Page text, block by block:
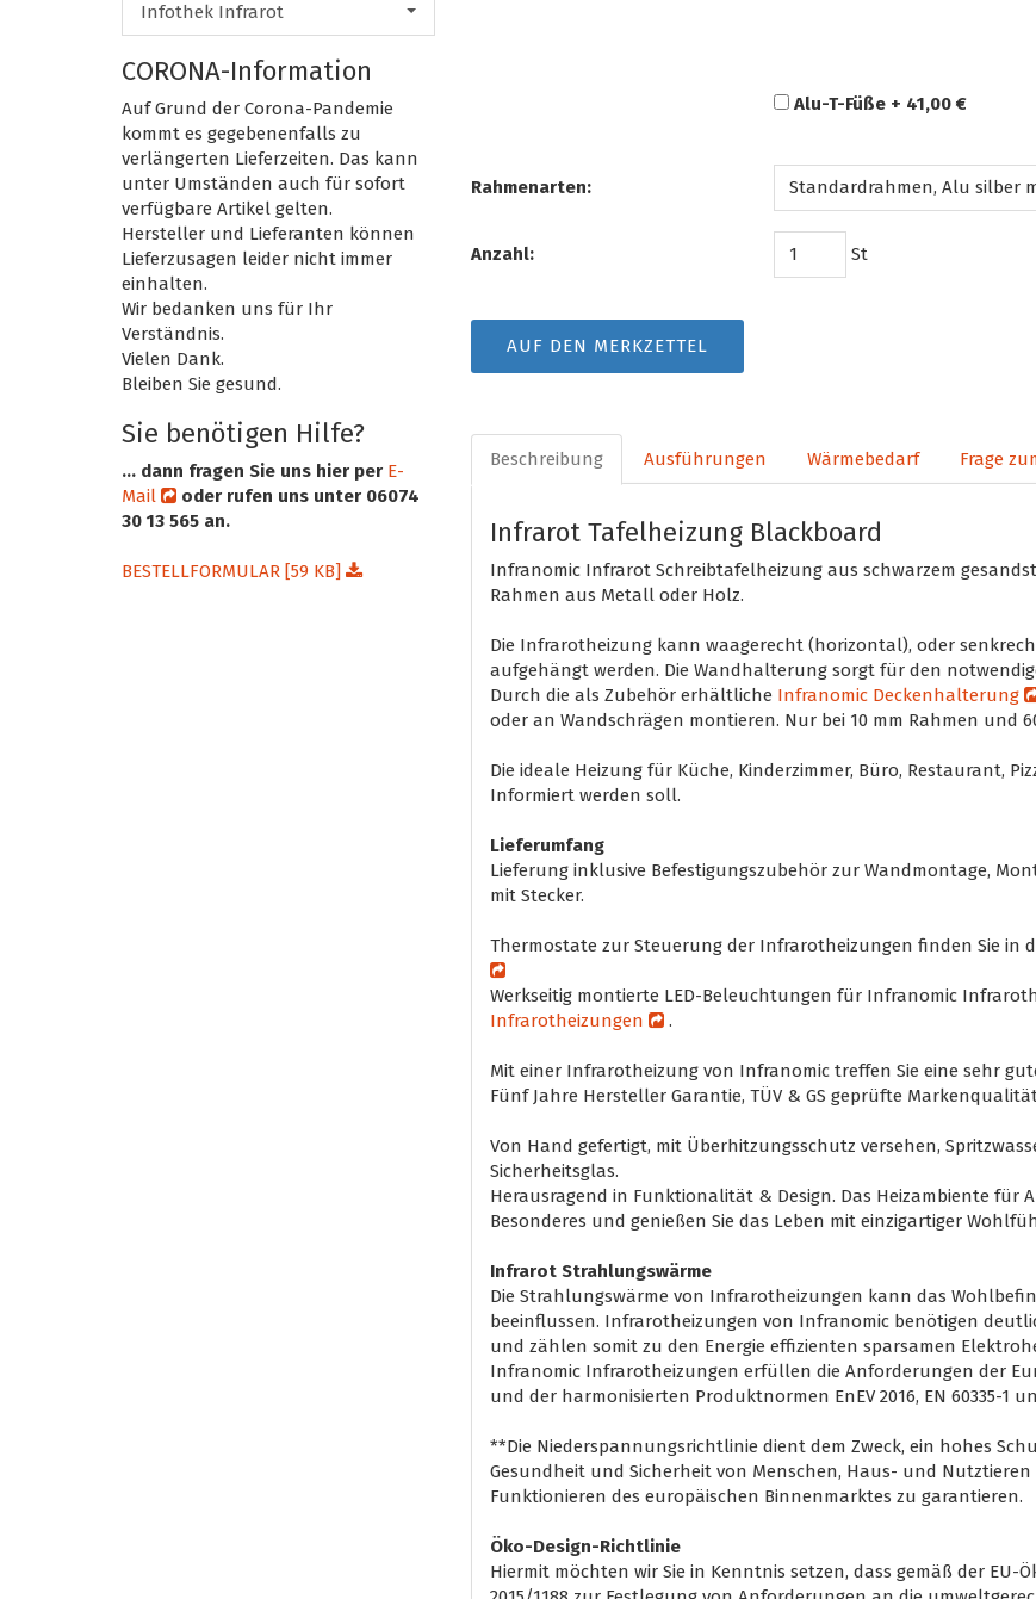
Infothek Infrarot
CORONA-Information
Auf Grund der Corona-Pandemie
kommt es gegebenenfalls zu
verlängerten Lieferzeiten. Das kann
unter Umständen auch für sofort
verfügbare Artikel gelten.
Hersteller und Lieferanten können
Lieferzusagen leider nicht immer
einhalten.
Wir bedanken uns für Ihr
Verständnis.
Vielen Dank.
Bleiben Sie gesund.
Sie benötigen Hilfe?
... dann fragen Sie uns hier per E-
Mail
oder rufen uns unter 06074
30 13 565 an.
BESTELLFORMULAR [59 KB]
Alu-T-Füße + 41,00 €
Rahmenarten:
Anzahl: St
AUF DEN MERKZETTEL
Beschreibung Ausführungen Wärmebedarf Frage
Infrarot Tafelheizung Blackboard
Infranomic Infrarot Schreibtafelheizung aus schwarzem
Rahmen aus Metall oder Holz.
Die Infrarotheizung kann waagerecht (horizontal), oder
aufgehängt werden. Die Wandhalterung sorgt für den
Durch die als Zubehör erhältliche Infranomic Deckenhalterung
oder an Wandschrägen montieren. Nur bei 10 mm Rahmen und
Die ideale Heizung für Küche, Kinderzimmer, Büro, Restaurant,
Informiert werden soll.
Lieferumfang
Lieferung inklusive Befestigungszubehör zur Wandmontage,
mit Stecker.
Thermostate zur Steuerung der Infrarotheizungen finden Sie in
Werkseitig montierte LED-Beleuchtungen für Infranomic
Infrarotheizungen
.
Mit einer Infrarotheizung von Infranomic treffen Sie eine sehr
Fünf Jahre Hersteller Garantie, TÜV & GS geprüfte
Von Hand gefertigt, mit Überhitzungsschutz versehen,
Sicherheitsglas.
Herausragend in Funktionalität & Design. Das Heizambiente für
Besonderes und genießen Sie das Leben mit einzigartiger
Infrarot Strahlungswärme
Die Strahlungswärme von Infrarotheizungen kann das
beeinflussen. Infrarotheizungen von Infranomic benötigen
und zählen somit zu den Energie effizienten sparsamen
Infranomic Infrarotheizungen erfüllen die Anforderungen der
und der harmonisierten Produktnormen EnEV 2016, EN 60335-1
**Die Niederspannungsrichtlinie dient dem Zweck, ein hohes
Gesundheit und Sicherheit von Menschen, Haus- und
Funktionieren des europäischen Binnenmarktes zu garantieren.
Öko-Design-Richtlinie
Hiermit möchten wir Sie in Kenntnis setzen, dass gemäß der EU-